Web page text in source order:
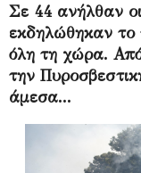
Σε 44 ανήλθαν
εκδηλώθηκαν το
όλη τη χώρα.
την
άμεσα...